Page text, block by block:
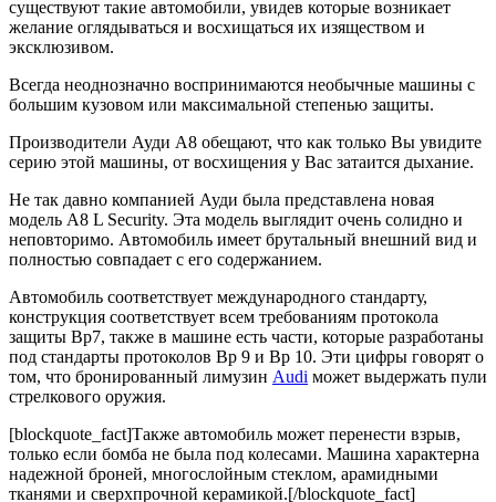
существуют такие автомобили, увидев которые возникает
желание оглядываться и восхищаться их изяществом и
эксклюзивом.
Всегда неоднозначно воспринимаются необычные машины с
большим кузовом или максимальной степенью защиты.
Производители Ауди А8 обещают, что как только Вы увидите
серию этой машины, от восхищения у Вас затаится дыхание.
Не так давно компанией Ауди была представлена новая
модель А8 L Security. Эта модель выглядит очень солидно и
неповторимо. Автомобиль имеет брутальный внешний вид и
полностью совпадает с его содержанием.
Автомобиль соответствует международного стандарту,
конструкция соответствует всем требованиям протокола
защиты Вр7, также в машине есть части, которые разработаны
под стандарты протоколов Вр 9 и Вр 10. Эти цифры говорят о
том, что бронированный лимузин Audi может выдержать пули
стрелкового оружия.
[blockquote_fact]Также автомобиль может перенести взрыв,
только если бомба не была под колесами. Машина характерна
надежной броней, многослойным стеклом, арамидными
тканями и сверхпрочной керамикой.[/blockquote_fact]